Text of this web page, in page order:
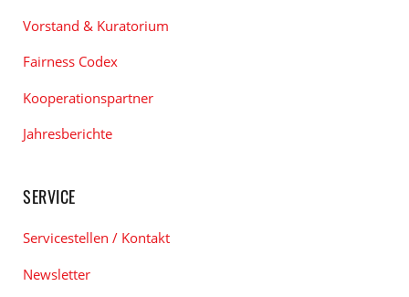
Vorstand & Kuratorium
Fairness Codex
Kooperationspartner
Jahresberichte
SERVICE
Servicestellen / Kontakt
Newsletter